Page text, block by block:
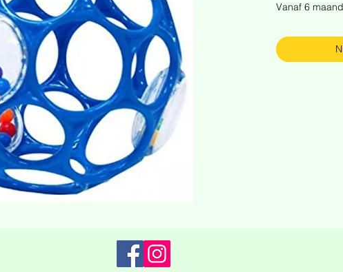
Vanaf 6